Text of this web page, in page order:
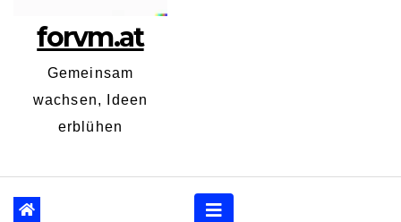
forvm.at
Gemeinsam
wachsen, Ideen
erblühen